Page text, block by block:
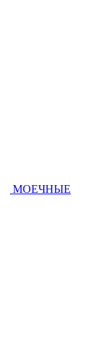
МОЕЧНЫЕ